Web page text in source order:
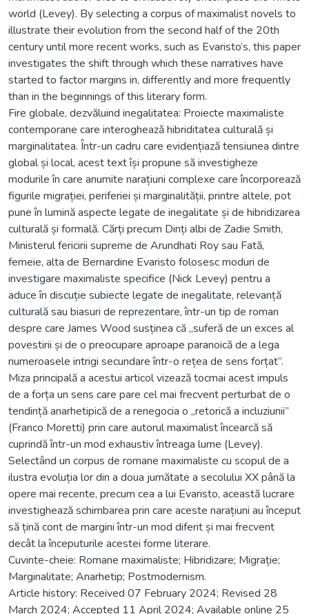
world (Levey). By selecting a corpus of maximalist novels to
illustrate their evolution from the second half of the 20th
century until more recent works, such as Evaristo’s, this paper
investigates the shift through which these narratives have
started to factor margins in, differently and more frequently
than in the beginnings of this literary form.
Fire globale, dezvăluind inegalitatea: Proiecte maximaliste
contemporane care interoghează hibriditatea culturală și
marginalitatea. Într-un cadru care evidențiază tensiunea dintre
global și local, acest text își propune să investigheze
modurile în care anumite narațiuni complexe care încorporează
figurile migrației, periferiei și marginalității, printre altele, pot
pune în lumină aspecte legate de inegalitate și de hibridizarea
culturală și formală. Cărți precum Dinți albi de Zadie Smith,
Ministerul fericirii supreme de Arundhati Roy sau Fată,
femeie, alta de Bernardine Evaristo folosesc moduri de
investigare maximaliste specifice (Nick Levey) pentru a
aduce în discuție subiecte legate de inegalitate, relevanță
culturală sau biasuri de reprezentare, într-un tip de roman
despre care James Wood susținea că „suferă de un exces al
povestirii și de o preocupare aproape paranoică de a lega
numeroasele intrigi secundare într-o rețea de sens forțat”.
Miza principală a acestui articol vizează tocmai acest impuls
de a forța un sens care pare cel mai frecvent perturbat de o
tendință anarhetipică de a renegocia o „retorică a incluziunii”
(Franco Moretti) prin care autorul maximalist încearcă să
cuprindă într-un mod exhaustiv întreaga lume (Levey).
Selectând un corpus de romane maximaliste cu scopul de a
ilustra evoluția lor din a doua jumătate a secolului XX până la
opere mai recente, precum cea a lui Evaristo, această lucrare
investighează schimbarea prin care aceste narațiuni au început
să țină cont de margini într-un mod diferit și mai frecvent
decât la începuturile acestei forme literare.
Cuvinte-cheie: Romane maximaliste; Hibridizare; Migrație;
Marginalitate; Anarhetip; Postmodernism.
Article history: Received 07 February 2024; Revised 28
March 2024; Accepted 11 April 2024; Available online 25